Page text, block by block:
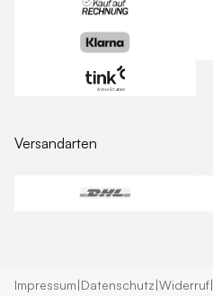
Versandarten
Impressum|Datenschutz|Widerruf|